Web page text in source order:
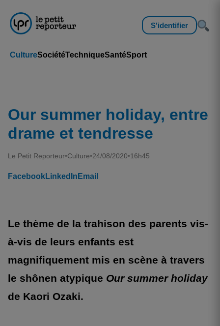
S'identifier
CultureSociétéTechniqueSantéSport
Our summer holiday, entre
drame et tendresse
Le Petit Reporteur•Culture•24/08/2020•16h45
FacebookLinkedIn Email
Le thème de la trahison des parents vis-
à-vis de leurs enfants est
magnifiquement mis en scène à travers
le shônen atypique Our summer holiday
de Kaori Ozaki.